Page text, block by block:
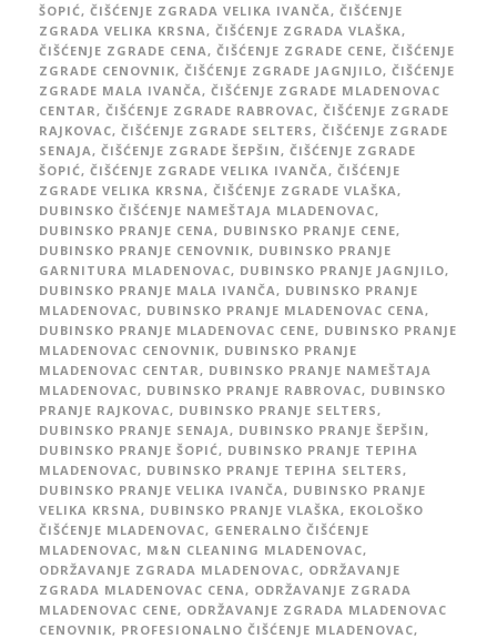
ŠOPIĆ, ČIŠĆENJE ZGRADA VELIKA IVANČA , ČIŠĆENJE
ZGRADA VELIKA KRSNA , ČIŠĆENJE ZGRADA VLAŠKA ,
ČIŠĆENJE ZGRADE CENA , ČIŠĆENJE ZGRADE CENE, ČIŠĆENJE
ZGRADE CENOVNIK, ČIŠĆENJE ZGRADE JAGNJILO, ČIŠĆENJE
ZGRADE MALA IVANČA , ČIŠĆENJE ZGRADE MLADENOVAC
CENTAR , ČIŠĆENJE ZGRADE RABROVAC, ČIŠĆENJE ZGRADE
RAJKOVAC, ČIŠĆENJE ZGRADE SELTERS , ČIŠĆENJE ZGRADE
SENAJA , ČIŠĆENJE ZGRADE ŠEPŠIN , ČIŠĆENJE ZGRADE
ŠOPIĆ, ČIŠĆENJE ZGRADE VELIKA IVANČA , ČIŠĆENJE
ZGRADE VELIKA KRSNA , ČIŠĆENJE ZGRADE VLAŠKA ,
DUBINSKO ČIŠĆENJE NAMEŠTAJA MLADENOVAC,
DUBINSKO PRANJE CENA , DUBINSKO PRANJE CENE,
DUBINSKO PRANJE CENOVNIK, DUBINSKO PRANJE
GARNITURA MLADENOVAC, DUBINSKO PRANJE JAGNJILO,
DUBINSKO PRANJE MALA IVANČA , DUBINSKO PRANJE
MLADENOVAC, DUBINSKO PRANJE MLADENOVAC CENA ,
DUBINSKO PRANJE MLADENOVAC CENE, DUBINSKO PRANJE
MLADENOVAC CENOVNIK, DUBINSKO PRANJE
MLADENOVAC CENTAR , DUBINSKO PRANJE NAMEŠTAJA
MLADENOVAC, DUBINSKO PRANJE RABROVAC, DUBINSKO
PRANJE RAJKOVAC, DUBINSKO PRANJE SELTERS ,
DUBINSKO PRANJE SENAJA , DUBINSKO PRANJE ŠEPŠIN ,
DUBINSKO PRANJE ŠOPIĆ, DUBINSKO PRANJE TEPIHA
MLADENOVAC, DUBINSKO PRANJE TEPIHA SELTERS ,
DUBINSKO PRANJE VELIKA IVANČA , DUBINSKO PRANJE
VELIKA KRSNA , DUBINSKO PRANJE VLAŠKA , EKOLOŠKO
ČIŠĆENJE MLADENOVAC, GENERALNO ČIŠĆENJE
MLADENOVAC, M&N CLEANING MLADENOVAC,
ODRŽAVANJE ZGRADA MLADENOVAC, ODRŽAVANJE
ZGRADA MLADENOVAC CENA , ODRŽAVANJE ZGRADA
MLADENOVAC CENE, ODRŽAVANJE ZGRADA MLADENOVAC
CENOVNIK, PROFESIONALNO ČIŠĆENJE MLADENOVAC,